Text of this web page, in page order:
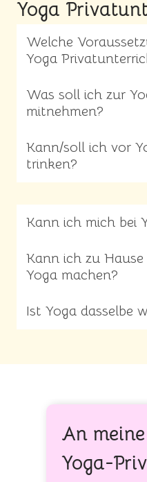
Yoga
Welche
Yoga
Was soll ich zur
mitnehmen?
Kann/soll ich vor
trinken?
Kann ich mich bei
Kann ich zu
Yoga machen?
Ist Yoga dasselbe
An
Yoga-